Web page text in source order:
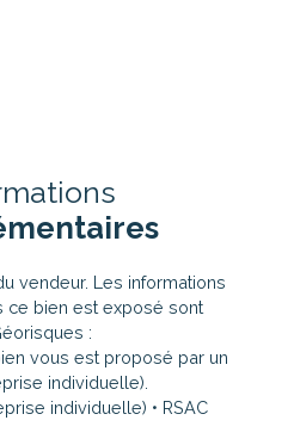
vendeur. Les informations
ce bien est exposé sont
:
vous est proposé par un
individuelle).
individuelle) • RSAC